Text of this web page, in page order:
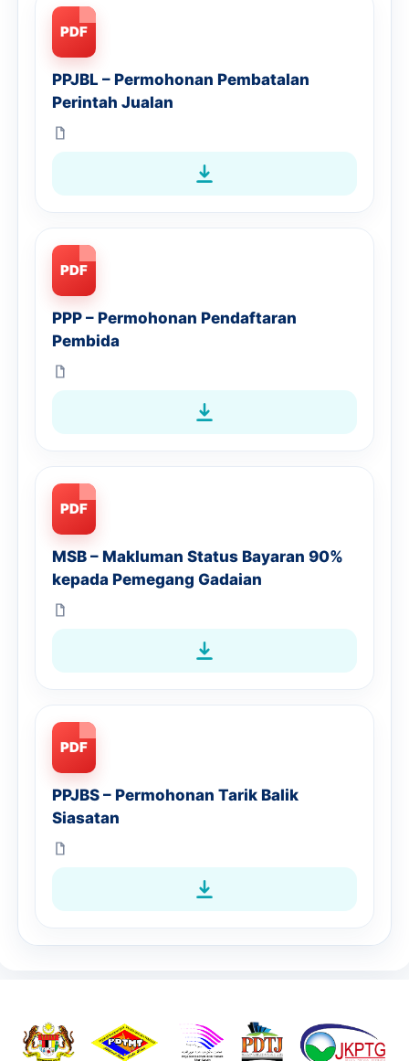
PDF
PPJBL – Permohonan Pembatalan
Perintah Jualan
PDF
PPP – Permohonan Pendaftaran
Pembida
PDF
MSB – Makluman Status Bayaran 90%
kepada Pemegang Gadaian
PDF
PPJBS – Permohonan Tarik Balik
Siasatan